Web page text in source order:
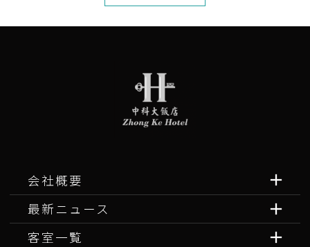
会社概要
最新ニュース
客室一覧